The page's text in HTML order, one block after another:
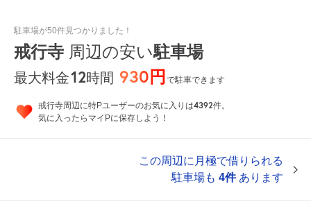
駐車場が50件見つかりました！
戒行寺 周辺の安い駐車場
最大料金12時間 930円で駐車できます
戒行寺周辺に特Pユーザーのお気に入りは4392件。
気に入ったらマイPに保存しよう！
この周辺に月極で借りられる
駐車場も 4件あります